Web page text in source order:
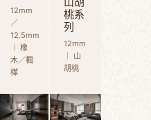
12mm
／
12.5mm
｜ 橡
木／楓
樺
桃系
列
12mm
｜ 山
胡桃